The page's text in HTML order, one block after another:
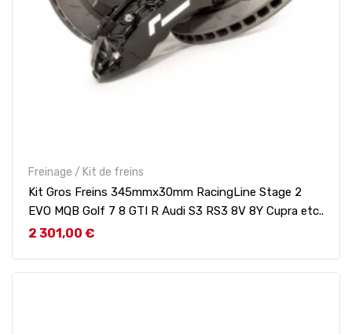
Freinage / Kit de freins
Kit Gros Freins 345mmx30mm RacingLine Stage 2
EVO MQB Golf 7 8 GTI R Audi S3 RS3 8V 8Y Cupra etc..
Prix
2 301,00 €